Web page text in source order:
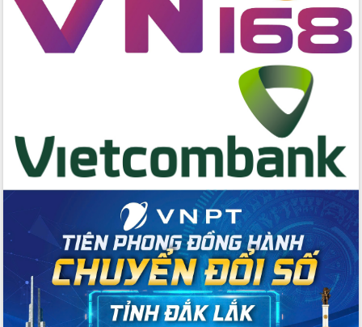
Đẩy mạnh cải cách hành chính, quyết
tâm đạt được mục tiêu tăng trưởng
hai con số trong năm 2026
Nhân dân tỉnh
Bệnh án điện tử thúc đẩy chuyển đổi
số y tế tại Đắk Lắk
Chuyển đổi số thư viện: Mở rộng
không gian tri thức trong thời đại số
Đánh giá, rút kinh nghiệm công tác tổ
chức diễn tập trước ngày bầu cử
Chương trình “Gặp gỡ hữu nghị –
Friendship Meeting New Year 2026”
Bầu cử Quốc hội và HĐND: Cử tri Đắk
Lắk gửi gắm niềm tin, kỳ vọng vào lá